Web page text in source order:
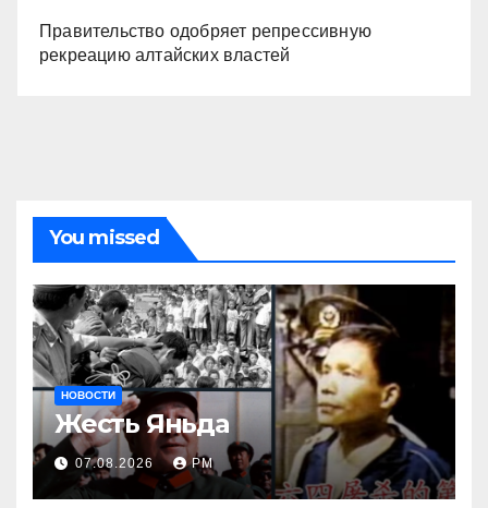
Правительство одобряет репрессивную
рекреацию алтайских властей
You missed
НОВОСТИ
Жесть Яньда
07.08.2026 РМ